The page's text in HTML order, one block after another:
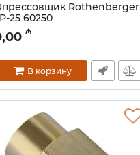
Rothenberger
25 60250
044001036
₼
В корзину